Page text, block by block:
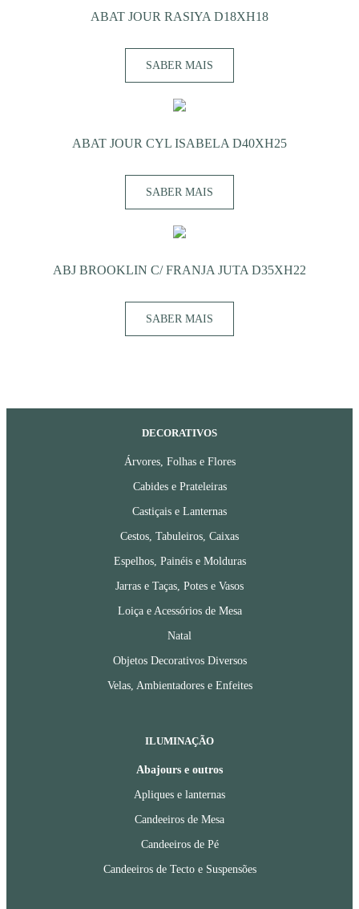
ABAT JOUR RASIYA D18XH18
SABER MAIS
ABAT JOUR CYL ISABELA D40XH25
SABER MAIS
ABJ BROOKLIN C/ FRANJA JUTA D35XH22
SABER MAIS
DECORATIVOS
Árvores, Folhas e Flores
Cabides e Prateleiras
Castiçais e Lanternas
Cestos, Tabuleiros, Caixas
Espelhos, Painéis e Molduras
Jarras e Taças, Potes e Vasos
Loiça e Acessórios de Mesa
Natal
Objetos Decorativos Diversos
Velas, Ambientadores e Enfeites
ILUMINAÇÃO
Abajours e outros
Apliques e lanternas
Candeeiros de Mesa
Candeeiros de Pé
Candeeiros de Tecto e Suspensões